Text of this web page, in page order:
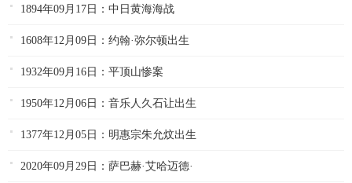
1894年09月17日：中日黄海海战
1608年12月09日：约翰·弥尔顿出生
1932年09月16日：平顶山惨案
1950年12月06日：音乐人久石让出生
1377年12月05日：明惠宗朱允炆出生
2020年09月29日：萨巴赫·艾哈迈德·